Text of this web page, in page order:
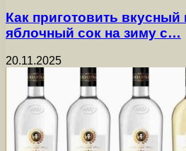
Как приготовить
яблочный сок на зиму с…
20.11.2025